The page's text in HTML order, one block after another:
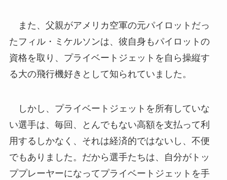
また、父親がアメリカ空軍の元パイロットだっ
たフィル・ミケルソンは、彼自身もパイロットの
資格を取り、プライベートジェットを自ら操縦す
る大の飛行機好きとして知られていました。
しかし、プライベートジェットを所有していな
い選手は、毎回、とんでもない高額を支払って利
用するしかなく、それは経済的ではないし、不便
でもありました。だから選手たちは、自分がトッ
ププレーヤーになってプライベートジェットを手